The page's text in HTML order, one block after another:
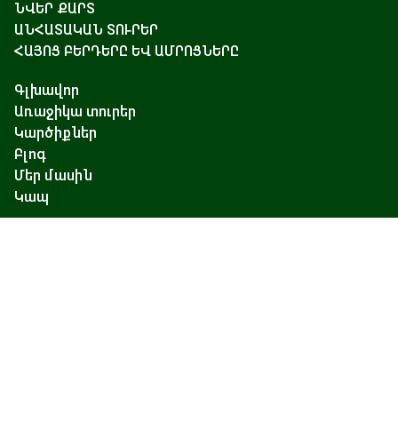
ՆՎԵՐ ՔԱՐՏ
ԱՆՀԱՏԱԿԱՆ ՏՈՒՐԵՐ
ՀԱՅՈՑ ԲԵՐԴԵՐԸ ԵՎ ԱՄՐՈՑՆԵՐԸ
Գլխավոր
Առաջիկա տուրեր
Կարծիքներ
Բլոգ
Մեր մասին
Կապ